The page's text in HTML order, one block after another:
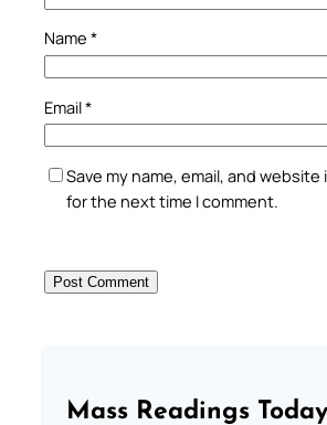
Name *
Email*
Save my name, email, and
for the next time I comment.
Mass Readings